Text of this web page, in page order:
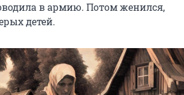
в армию. Потом женился,
детей.